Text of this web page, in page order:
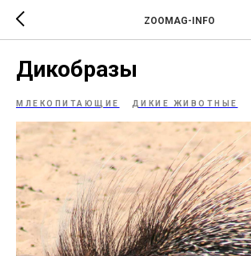
ZOOMAG-INFO
Дикобразы
МЛЕКОПИТАЮЩИЕ ДИКИЕ ЖИВОТНЫЕ